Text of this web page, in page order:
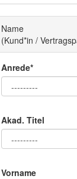
Name
(Kund*in /
Anrede*
Akad. Titel
Vorname